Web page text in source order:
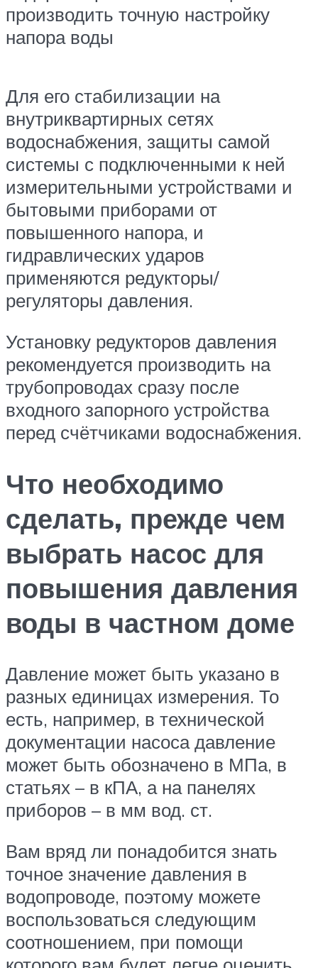
производить точную настройку
напора воды
Для его стабилизации на
внутриквартирных сетях
водоснабжения, защиты самой
системы с подключенными к ней
измерительными устройствами и
бытовыми приборами от
повышенного напора, и
гидравлических ударов
применяются редукторы/
регуляторы давления.
Установку редукторов давления
рекомендуется производить на
трубопроводах сразу после
входного запорного устройства
перед счётчиками водоснабжения.
Что необходимо
сделать, прежде чем
выбрать насос для
повышения давления
воды в частном доме
Давление может быть указано в
разных единицах измерения. То
есть, например, в технической
документации насоса давление
может быть обозначено в МПа, в
статьях – в кПА, а на панелях
приборов – в мм вод. ст.
Вам вряд ли понадобится знать
точное значение давления в
водопроводе, поэтому можете
воспользоваться следующим
соотношением, при помощи